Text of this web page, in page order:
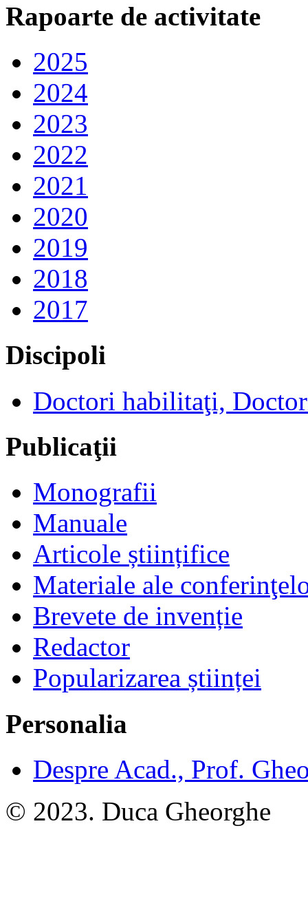
Rapoarte de activitate
2025
2024
2023
2022
2021
2020
2019
2018
2017
Discipoli
Doctori habilitaţi,
Publicaţii
Monografii
Manuale
Articole științifice
Materiale ale
Brevete de invenție
Redactor
Popularizarea științei
Personalia
Despre Acad., Prof.
© 2023. Duca Gheorghe